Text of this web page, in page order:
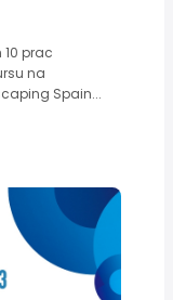
prac
na
Spain...